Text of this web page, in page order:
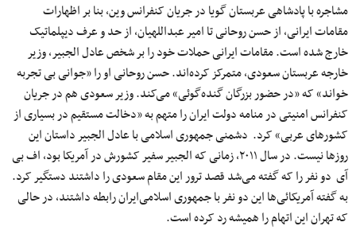
مشاجره با پادشاهی عربستان گویا در جریان کنفرانس وین، بنا بر اظهارات
مقامات ایرانی، از حسن روحانی تا امیر عبداللهیان، از حد و عرف دیپلماتیک
خارج شده است. مقامات ایرانی حملات خود را بر شخص عادل الجبیر، وزیر
خارجه عربستان سعودی، متمرکز کرده‌اند. حسن روحانی او را «جوانی بی تجربه
خواند» که «در حضور بزرگان گنده‌گوئی» می‌کند. وزیر سعودی هم در جریان
کنفرانس امنیتی در منامه دولت ایران را متهم به «دخالت مستقیم در بسیاری از
کشورهای عربی» کرد. دشمنی جمهوری اسلامی‌ با عادل الجبیر داستان این
روزها نیست. در سال ۲۰۱۱، زمانی که الجبیر سفیر کشورش در آمریکا بود، اف بی
آی دو نفر را که گفته می‌شد قصد ترور این مقام سعودی را داشتند دستگیر کرد.
به گفته آمریکائی‌ها این دو نفر با جمهوری اسلامی‌ایران رابطه داشتند، در حالی
که تهران این اتهام را همیشه رد کرده است.